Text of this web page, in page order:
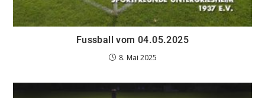
Fussball vom 04.05.2025
8. Mai 2025